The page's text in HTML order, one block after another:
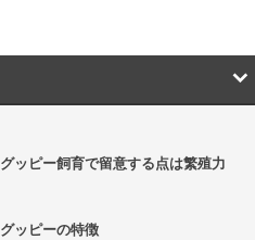
グッピー飼育で留意する点は繁殖力
グッピーの特徴